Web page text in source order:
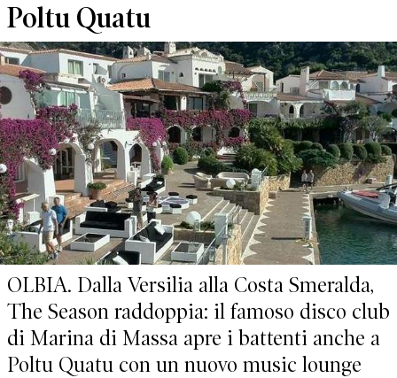
Poltu Quatu
OLBIA. Dalla Versilia alla Costa Smeralda,
The Season raddoppia: il famoso disco club
di Marina di Massa apre i battenti anche a
Poltu Quatu con un nuovo music lounge